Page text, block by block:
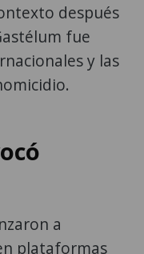
después
fue
y las
a
plataformas